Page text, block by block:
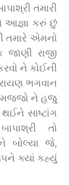
તમારી
આજ્ઞા કરું છું
તમારે એમનો
જાણી રાજી
ને કોઈની
ભગવાન
ને હજુ
સાષ્ટાંગ
તો
બોલ્યા જે,
ક્યાં કહ્યું